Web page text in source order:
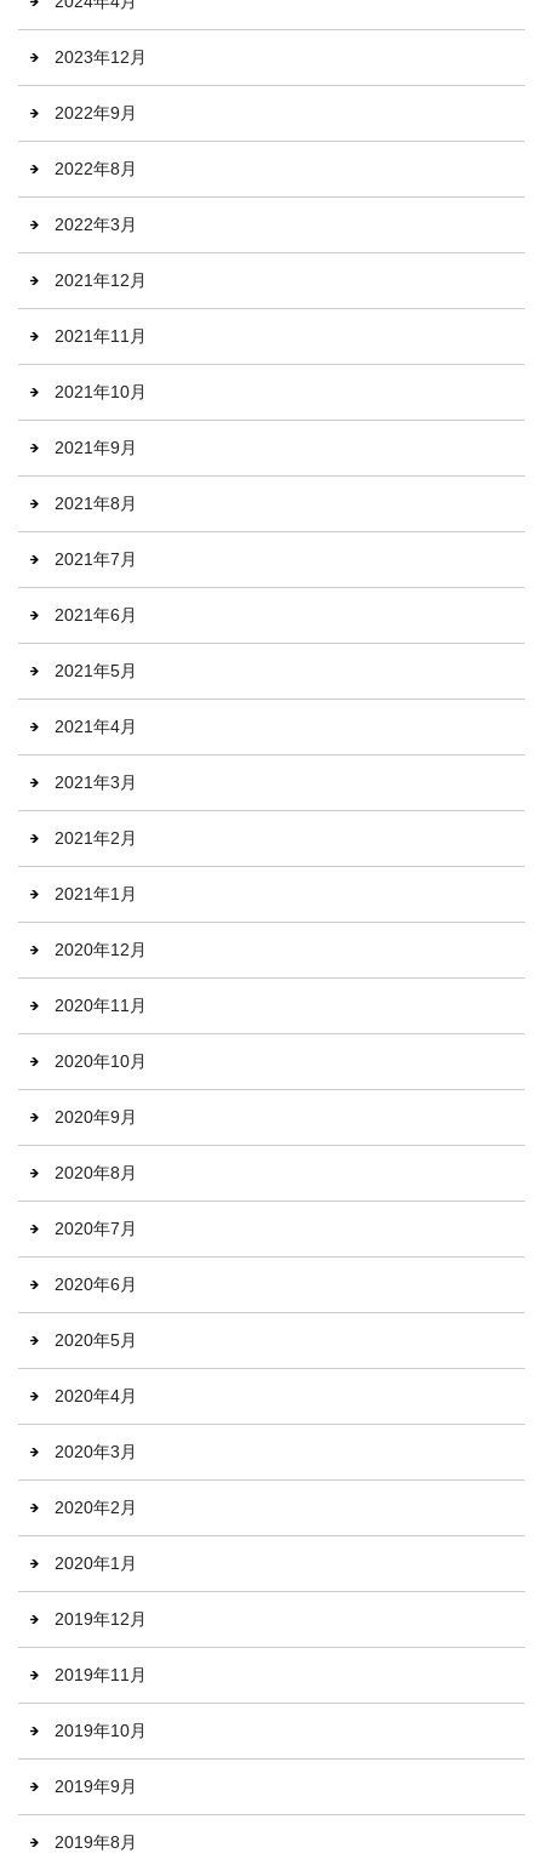
2023年12月
2022年9月
2022年8月
2022年3月
2021年12月
2021年11月
2021年10月
2021年9月
2021年8月
2021年7月
2021年6月
2021年5月
2021年4月
2021年3月
2021年2月
2021年1月
2020年12月
2020年11月
2020年10月
2020年9月
2020年8月
2020年7月
2020年6月
2020年5月
2020年4月
2020年3月
2020年2月
2020年1月
2019年12月
2019年11月
2019年10月
2019年9月
2019年8月